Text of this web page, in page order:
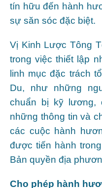
tín hữu đến hành
sự săn sóc đặc biệt.
Vị Kinh Lược Tông
trong việc thiết lập
linh mục đặc trách
Du, như những
chuẩn bị kỹ lương,
những thông tin và
các cuộc hành
được tiến hành
Bản quyền địa
Cho phép hành